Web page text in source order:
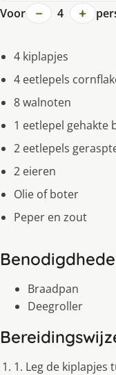
Voor − 4 +
4 kiplapjes
4 eetlepels
8 walnoten
1 eetlepel gehakte
2 eetlepels
2 eieren
Olie of boter
Peper en zout
Braadpan
Deegroller
1. Leg de kiplapjes